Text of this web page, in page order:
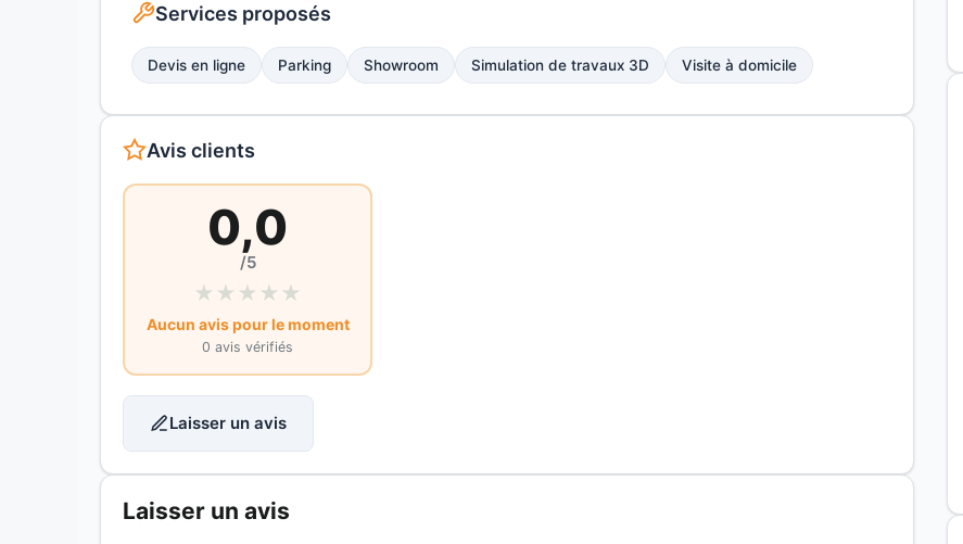
Services proposés
Devis en ligne Parking Showroom Simulation de travaux 3D Visite à domicile
Avis clients
0,0
/5
★ ★ ★ ★ ★
Aucun avis pour le moment
0 avis vérifiés
Laisser un avis
Laisser un avis